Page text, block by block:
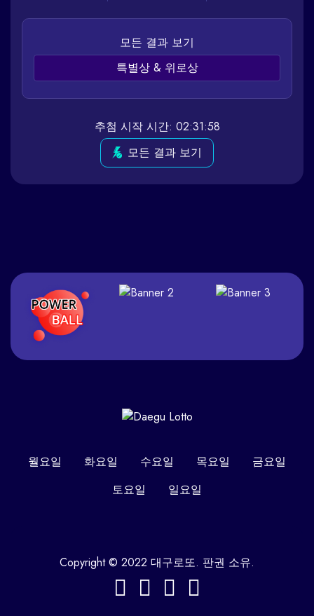
모든 결과 보기
특별상 & 위로상
추첨 시작 시간: 02:31:58
모든 결과 보기
월요일 화요일 수요일 목요일
금요일
토요일
일요일
Copyright © 2022 대구로또. 판권 소유.